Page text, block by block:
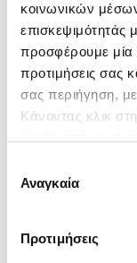
κοινωνικών
επισκεψιμότητάς
προσφέρουμε μία
προτιμήσεις σας
σας περιήγηση,
Κάνοντας κλικ
ενδιαφέρουν και
συγκατάθεσης
Αναγκαία
Προτιμήσεις